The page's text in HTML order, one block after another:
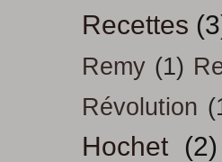
Recettes
Remy (1)
Révolution
Hochet (2)